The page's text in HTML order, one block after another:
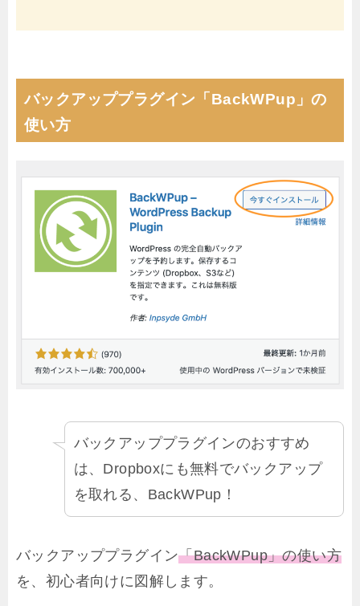
バックアッププラグイン「BackWPup」の
使い方
バックアッププラグインのおすすめ
は、Dropboxにも無料でバックアップ
を取れる、BackWPup！
バックアッププラグイン「BackWPup」の使い方
を、初心者向けに図解します。